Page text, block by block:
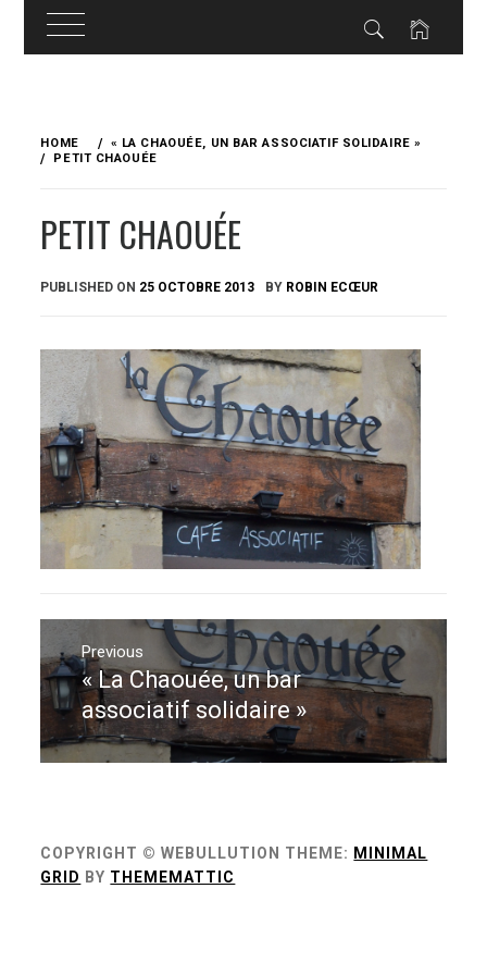
content
HOME
« LA CHAOUÉE, UN BAR ASSOCIATIF SOLIDAIRE »
PETIT CHAOUÉE
PETIT CHAOUÉE
PUBLISHED ON 25 OCTOBRE 2013 BY ROBIN ECŒUR
Navigation
de
l’article
Previous
Previous
post:
« La Chaouée, un bar
associatif solidaire »
COPYRIGHT © WEBULLUTION THEME: MINIMAL
GRID BY THEMEMATTIC